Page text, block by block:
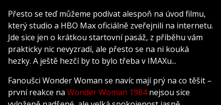
Přesto se teď můžeme podívat alespoň na úvod filmu,
který studio a HBO Max oficiálně zveřejnili na internetu.
Jde sice jen o krátkou startovní pasáž, z příběhu vám
prakticky nic nevyzradí, ale přesto se na ni kouká
hezky. A ještě hezčí by to bylo třeba v IMAXu...
Fanoušci Wonder Woman se navíc mají prý na co těšit –
první reakce na Wonder Woman 1984nejsou sice